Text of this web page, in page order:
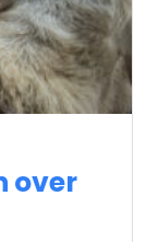
over